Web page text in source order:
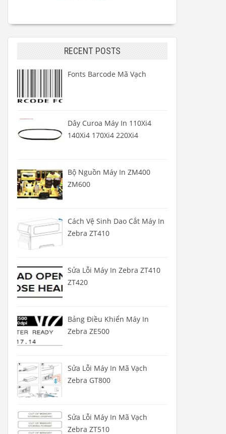
RECENT POSTS
Fonts Barcode Mã Vạch
Dây Curoa Máy In 110Xi4
140Xi4 170Xi4 220Xi4
Bộ Nguồn Máy In ZM400
ZM600
Cách Vệ Sinh Dao Cắt Máy In
Zebra ZT410
Sửa Lỗi Máy In Zebra ZT410
ZT420
Bảng Điều Khiển Máy In
Zebra ZE500
Sửa Lỗi Máy In Mã Vạch
Zebra GT800
Sửa Lỗi Máy In Mã Vạch
Zebra ZT510